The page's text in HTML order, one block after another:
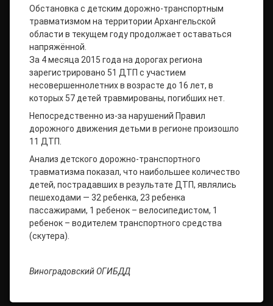
Обстановка с детским дорожно-транспортным
травматизмом на территории Архангельской
области в текущем году продолжает оставаться
напряжённой.
За 4 месяца 2015 года на дорогах региона
зарегистрировано 51 ДТП с участием
несовершеннолетних в возрасте до 16 лет, в
которых 57 детей травмированы, погибших нет.
Непосредственно из-за нарушений Правил
дорожного движения детьми в регионе произошло
11 ДТП.
Анализ детского дорожно-транспортного
травматизма показал, что наибольшее количество
детей, пострадавших в результате ДТП, являлись
пешеходами — 32 ребенка, 23 ребенка
пассажирами, 1 ребенок – велосипедистом, 1
ребенок – водителем транспортного средства
(скутера).
Виноградовский ОГИБДД